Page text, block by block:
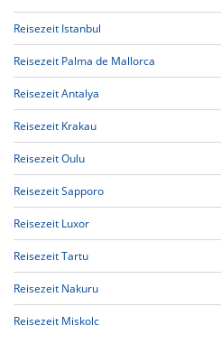
Reisezeit Istanbul
Reisezeit Palma de Mallorca
Reisezeit Antalya
Reisezeit Krakau
Reisezeit Oulu
Reisezeit Sapporo
Reisezeit Luxor
Reisezeit Tartu
Reisezeit Nakuru
Reisezeit Miskolc